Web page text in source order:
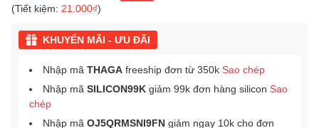
(Tiết kiệm: 21.000₫)
KHUYẾN MÃI - ƯU ĐÃI
Nhập mã THAGA freeship đơn từ 350k Sao chép
Nhập mã SILICON99K giảm 99k đơn hàng silicon Sao
chép
Nhập mã OJ5QRMSNI9FN giảm ngay 10k cho đơn